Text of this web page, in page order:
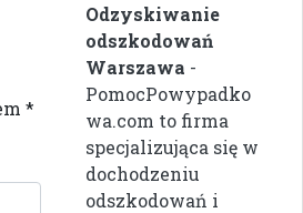
*
Odzyskiwanie
odszkodowań
Warszawa -
PomocPowypadko
wa.com to firma
specjalizująca się w
dochodzeniu
odszkodowań i